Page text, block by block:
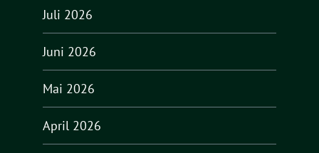
Juli 2026
Juni 2026
Mai 2026
April 2026